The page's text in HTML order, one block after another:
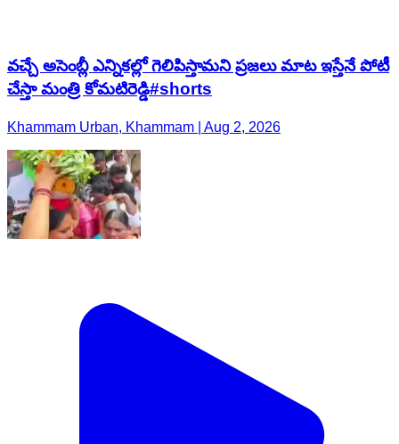
వచ్చే అసెంబ్లీ ఎన్నికల్లో గెలిపిస్తామని ప్రజలు మాట ఇస్తేనే పోటీ
చేస్తా మంత్రి కోమటిరెడ్డి#shorts
Khammam Urban, Khammam | Aug 2, 2026